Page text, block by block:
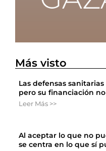
Más visto
Las defensas
pero su financiación no
Leer Más >>
Al aceptar lo que no
se centra en lo que sí